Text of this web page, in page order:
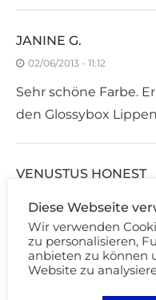
JANINE G.
02/06/2013 - 11:12
Sehr schöne Farbe.
den Glossybox
VENUSTUS HONEST
Also ich bin ehrlich
wirklich nicht auf
Shiseido schon mal
Diese Webseite
Wir verwenden
zu personalisieren,
anbieten zu können
Website zu